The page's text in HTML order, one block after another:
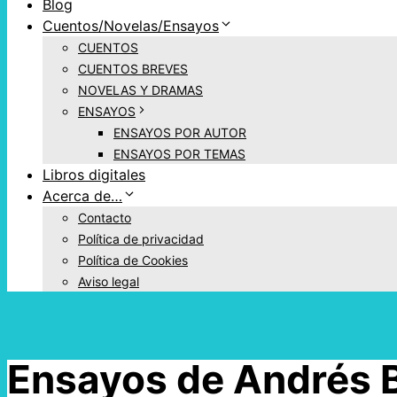
Blog
Cuentos/Novelas/Ensayos
CUENTOS
CUENTOS BREVES
NOVELAS Y DRAMAS
ENSAYOS
ENSAYOS POR AUTOR
ENSAYOS POR TEMAS
Libros digitales
Acerca de…
Contacto
Política de privacidad
Política de Cookies
Aviso legal
Ensayos de Andrés